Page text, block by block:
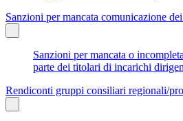
Sanzioni per mancata comunicazione
Sanzioni per mancata o
parte dei titolari di incarichi
Rendiconti gruppi consiliari regionali/